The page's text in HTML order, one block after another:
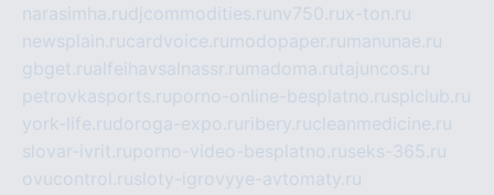
narasimha.rudjcommodities.ru nv750.rux-ton.ru
newsplain.rucardvoice.ru modopaper.ru manunae.ru
gbget.rualfeihavsalnassr.ru madoma.rutajuncos.ru
petrovkasports.ruporno-online-besplatno.rusplclub.ru
york-life.rudoroga-expo.ru ribery.rucleanmedicine.ru
slovar-ivrit.ruporno-video-besplatno.ruseks-365.ru
ovucontrol.rusloty-igrovyye-avtomaty.ru